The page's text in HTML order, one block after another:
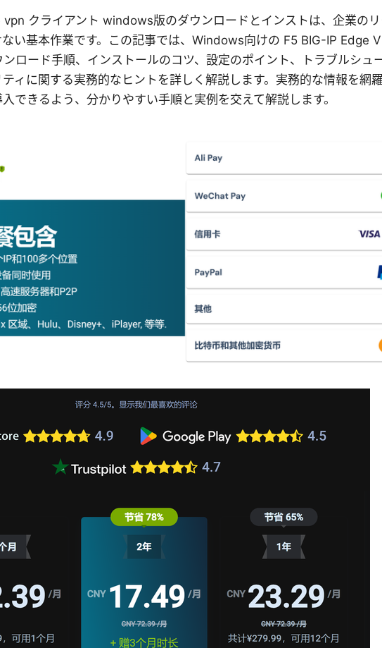
クライアント windows版のダウンロードとインストは、企業のリ
ない基本作業です。この記事では、Windows向けの F5 BIG-IP Edge
ロード手順、インストールのコツ、設定のポイント、トラブルシュー
ィに関する実務的なヒントを詳しく解説します。実務的な情報を網
できるよう、分かりやすい手順と実例を交えて解説します。